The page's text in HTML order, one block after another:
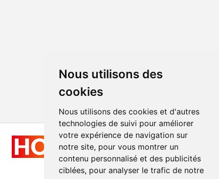
Nous utilisons des
cookies
Nous utilisons des cookies et d'autres
technologies de suivi pour améliorer
votre expérience de navigation sur
notre site, pour vous montrer un
contenu personnalisé et des publicités
ciblées, pour analyser le trafic de notre